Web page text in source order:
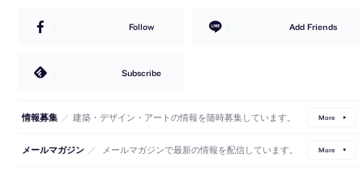
Follow Add Friends
Subscribe
情報募集 ／ 建築・デザイン・アートの情報を随時募集しています。 More
メールマガジン ／ メールマガジンで最新の情報を配信しています。 More